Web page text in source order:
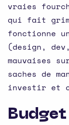
vraies
qui fait
fonctionne
(design,
mauvaises
saches de
investir et